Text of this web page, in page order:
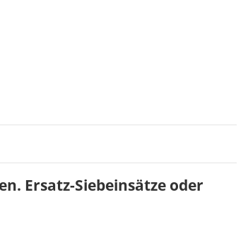
Ersatz-Siebeinsätze oder